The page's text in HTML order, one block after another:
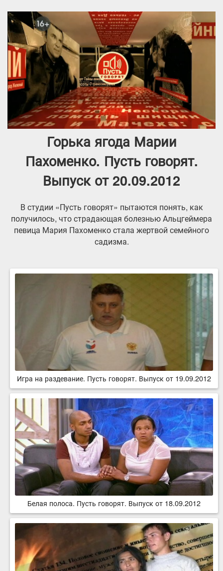
Горька ягода Марии
Пахоменко. Пусть говорят.
Выпуск от 20.09.2012
В студии «Пусть говорят» пытаются понять, как
получилось, что страдающая болезнью Альцгеймера
певица Мария Пахоменко стала жертвой семейного
садизма.
Игра на раздевание. Пусть говорят. Выпуск от 19.09.2012
Белая полоса. Пусть говорят. Выпуск от 18.09.2012